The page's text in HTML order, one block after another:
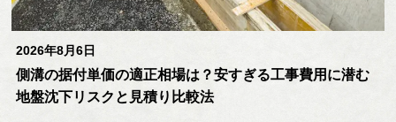
2026年8月6日
側溝の据付単価の適正相場は？安すぎる工事費用に潜む
地盤沈下リスクと見積り比較法